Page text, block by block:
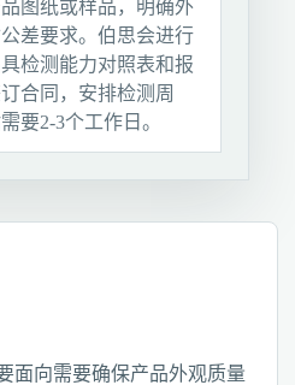
图纸或样品，明确外
差要求。伯思会进行
检测能力对照表和报
合同，安排检测周
要2-3个工作日。
面向需要确保产品外观质量